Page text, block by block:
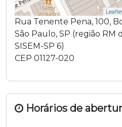
Rua Tenente Pena, 100,
São Paulo, SP (região RM
SISEM-SP 6)
CEP 01127-020
Horários de